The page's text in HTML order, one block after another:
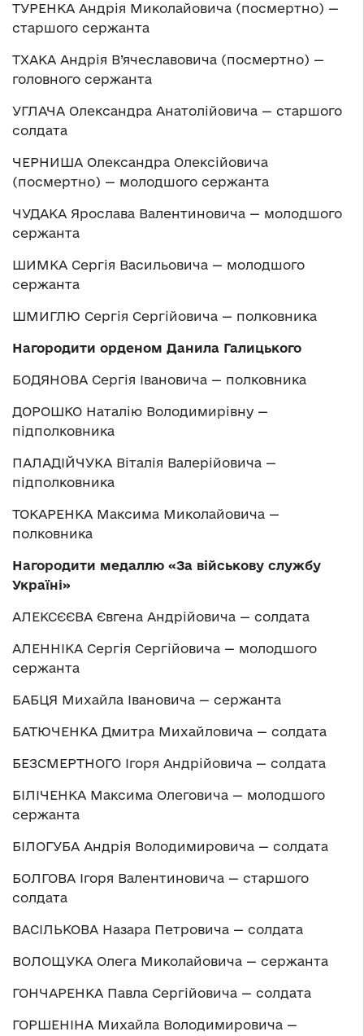
ТУРЕНКА Андрія Миколайовича (посмертно) —
старшого сержанта
ТХАКА Андрія В’ячеславовича (посмертно) —
головного сержанта
УГЛАЧА Олександра Анатолійовича — старшого
солдата
ЧЕРНИША Олександра Олексійовича
(посмертно) — молодшого сержанта
ЧУДАКА Ярослава Валентиновича — молодшого
сержанта
ШИМКА Сергія Васильовича — молодшого
сержанта
ШМИГЛЮ Сергія Сергійовича — полковника
Нагородити орденом Данила Галицького
БОДЯНОВА Сергія Івановича — полковника
ДОРОШКО Наталію Володимирівну —
підполковника
ПАЛАДІЙЧУКА Віталія Валерійовича —
підполковника
ТОКАРЕНКА Максима Миколайовича —
полковника
Нагородити медаллю «За військову службу
Україні»
АЛЕКСЄЄВА Євгена Андрійовича — солдата
АЛЕННІКА Сергія Сергійовича — молодшого
сержанта
БАБЦЯ Михайла Івановича — сержанта
БАТЮЧЕНКА Дмитра Михайловича — солдата
БЕЗСМЕРТНОГО Ігоря Андрійовича — солдата
БІЛІЧЕНКА Максима Олеговича — молодшого
сержанта
БІЛОГУБА Андрія Володимировича — солдата
БОЛГОВА Ігоря Валентиновича — старшого
солдата
ВАСІЛЬКОВА Назара Петровича — солдата
ВОЛОЩУКА Олега Миколайовича — сержанта
ГОНЧАРЕНКА Павла Сергійовича — солдата
ГОРШЕНІНА Михайла Володимировича —